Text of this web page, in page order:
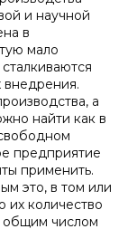
и научной
в
мало
внедрения.
а
найти как в
предприятие
применить.
это, в том или
их количество
общим числом